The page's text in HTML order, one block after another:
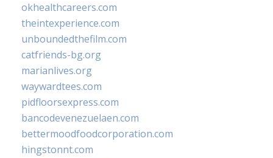
okhealthcareers.com
theintexperience.com
unboundedthefilm.com
catfriends-bg.org
marianlives.org
waywardtees.com
pidfloorsexpress.com
bancodevenezuelaen.com
bettermoodfoodcorporation.com
hingstonnt.com